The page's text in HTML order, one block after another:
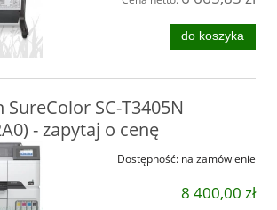
do koszyka
SureColor SC-T3405N
- zapytaj o cenę
Dostępność: na zamówienie
8 400,00 zł